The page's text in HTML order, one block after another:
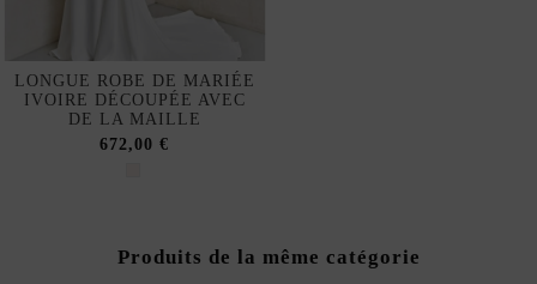
LONGUE ROBE DE MARIÉE
IVOIRE DÉCOUPÉE AVEC
DE LA MAILLE
672,00 €
Produits de la même catégorie